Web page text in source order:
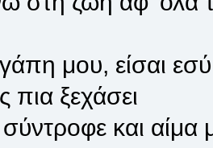
μου, είσαι εσύ
πια ξεχάσει
και αίμα